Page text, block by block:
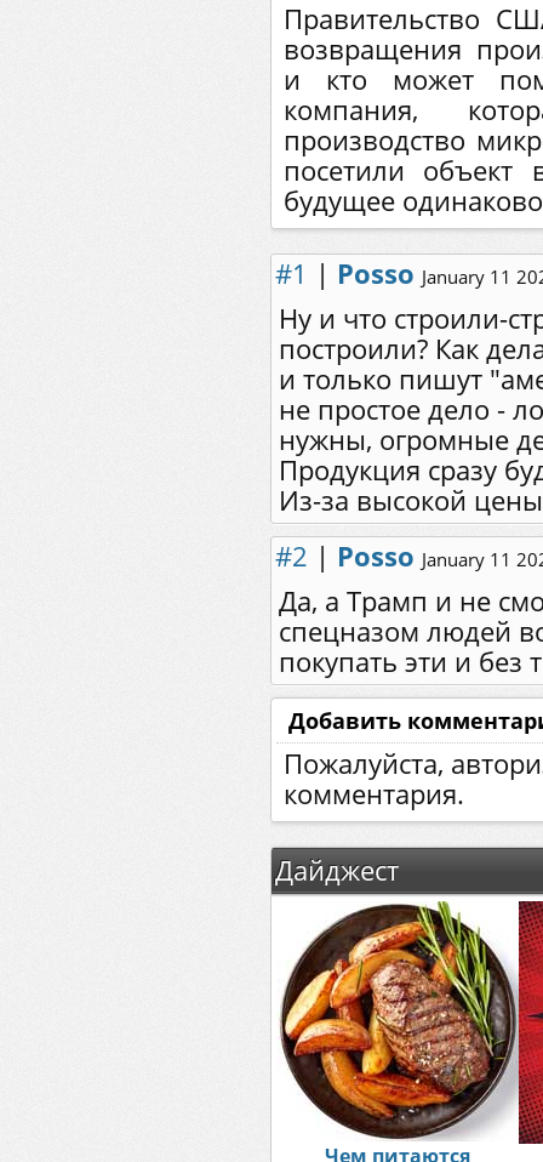
Правительство
возвращения
и кто может
компания,
производство
посетили объект
будущее
#1 | Posso January 11
Ну и что строили-
построили? Как
и только пишут
не простое дело -
нужны, огромные
Продукция сразу
Из-за высокой
#2 | Posso January 11
Да, а Трамп и не
спецназом людей
покупать эти и
Добавить
Пожалуйста,
комментария.
Дайджест
Чем питаются